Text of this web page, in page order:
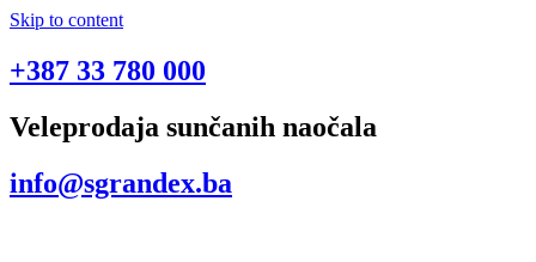
Skip to content
+387 33 780 000
Veleprodaja sunčanih naočala
info@sgrandex.ba